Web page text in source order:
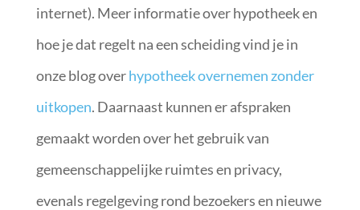
internet). Meer informatie over hypotheek en
hoe je dat regelt na een scheiding vind je in
onze blog overhypotheek overnemen zonder
uitkopen. Daarnaast kunnen er afspraken
gemaakt worden over het gebruik van
gemeenschappelijke ruimtes en privacy,
evenals regelgeving rond bezoekers en nieuwe